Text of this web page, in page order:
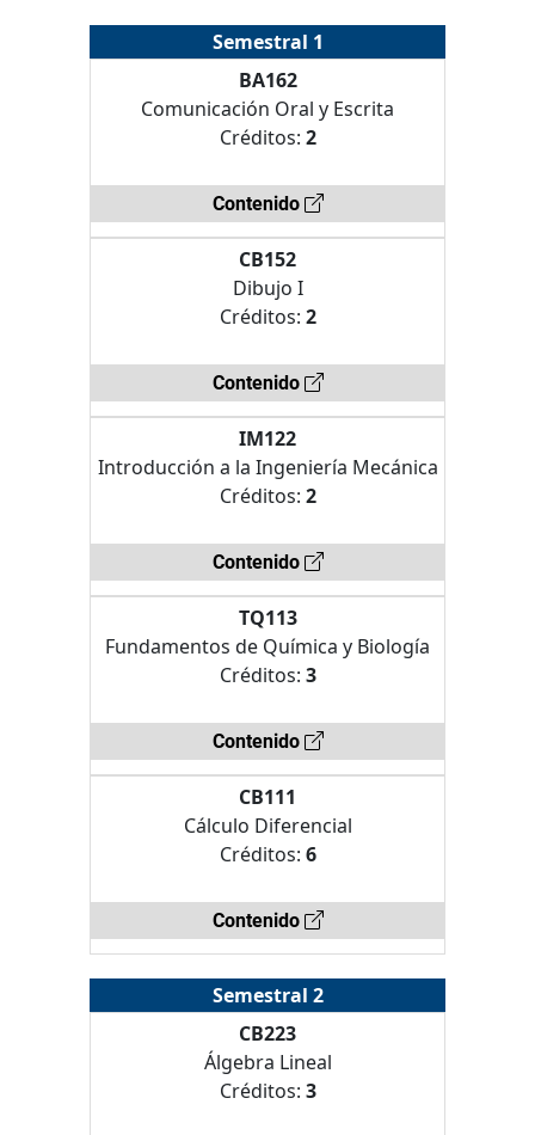
Semestral 1
BA162
Comunicación Oral y Escrita
Créditos: 2
Contenido
CB152
Dibujo I
Créditos: 2
Contenido
IM122
Introducción a la Ingeniería Mecánica
Créditos: 2
Contenido
TQ113
Fundamentos de Química y Biología
Créditos: 3
Contenido
CB111
Cálculo Diferencial
Créditos: 6
Contenido
Semestral 2
CB223
Álgebra Lineal
Créditos: 3